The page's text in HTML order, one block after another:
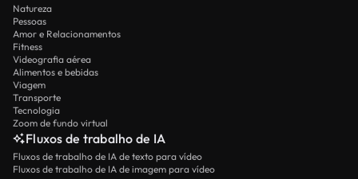
Natureza
Pessoas
Amor e Relacionamentos
Fitness
Videografia aérea
Alimentos e bebidas
Viagem
Transporte
Tecnologia
Zoom de fundo virtual
Fluxos de trabalho de IA
Fluxos de trabalho de IA de texto para vídeo
Fluxos de trabalho de IA de imagem para vídeo